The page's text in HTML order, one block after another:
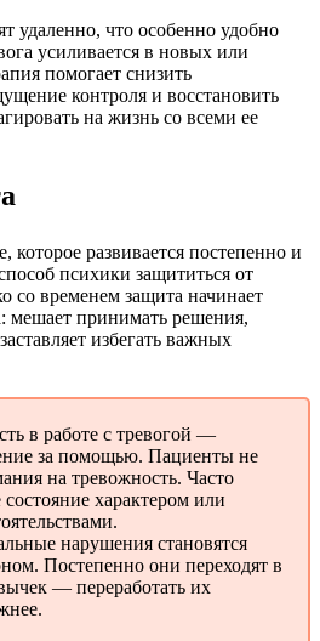
удаленно, что особенно удобно
усиливается в новых или
помогает снизить
контроля и восстановить
на жизнь со всеми ее
развивается постепенно и
психики защититься от
со временем защита начинает
мешает принимать решения,
избегать важных
в работе с тревогой —
за помощью. Пациенты не
на тревожность. Часто
характером или
нарушения становятся
Постепенно они переходят в
— переработать их